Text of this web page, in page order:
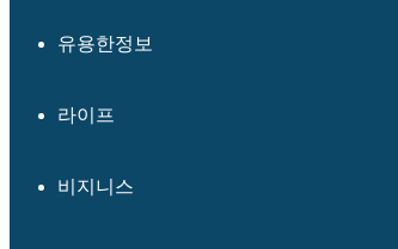
유용한정보
라이프
비지니스